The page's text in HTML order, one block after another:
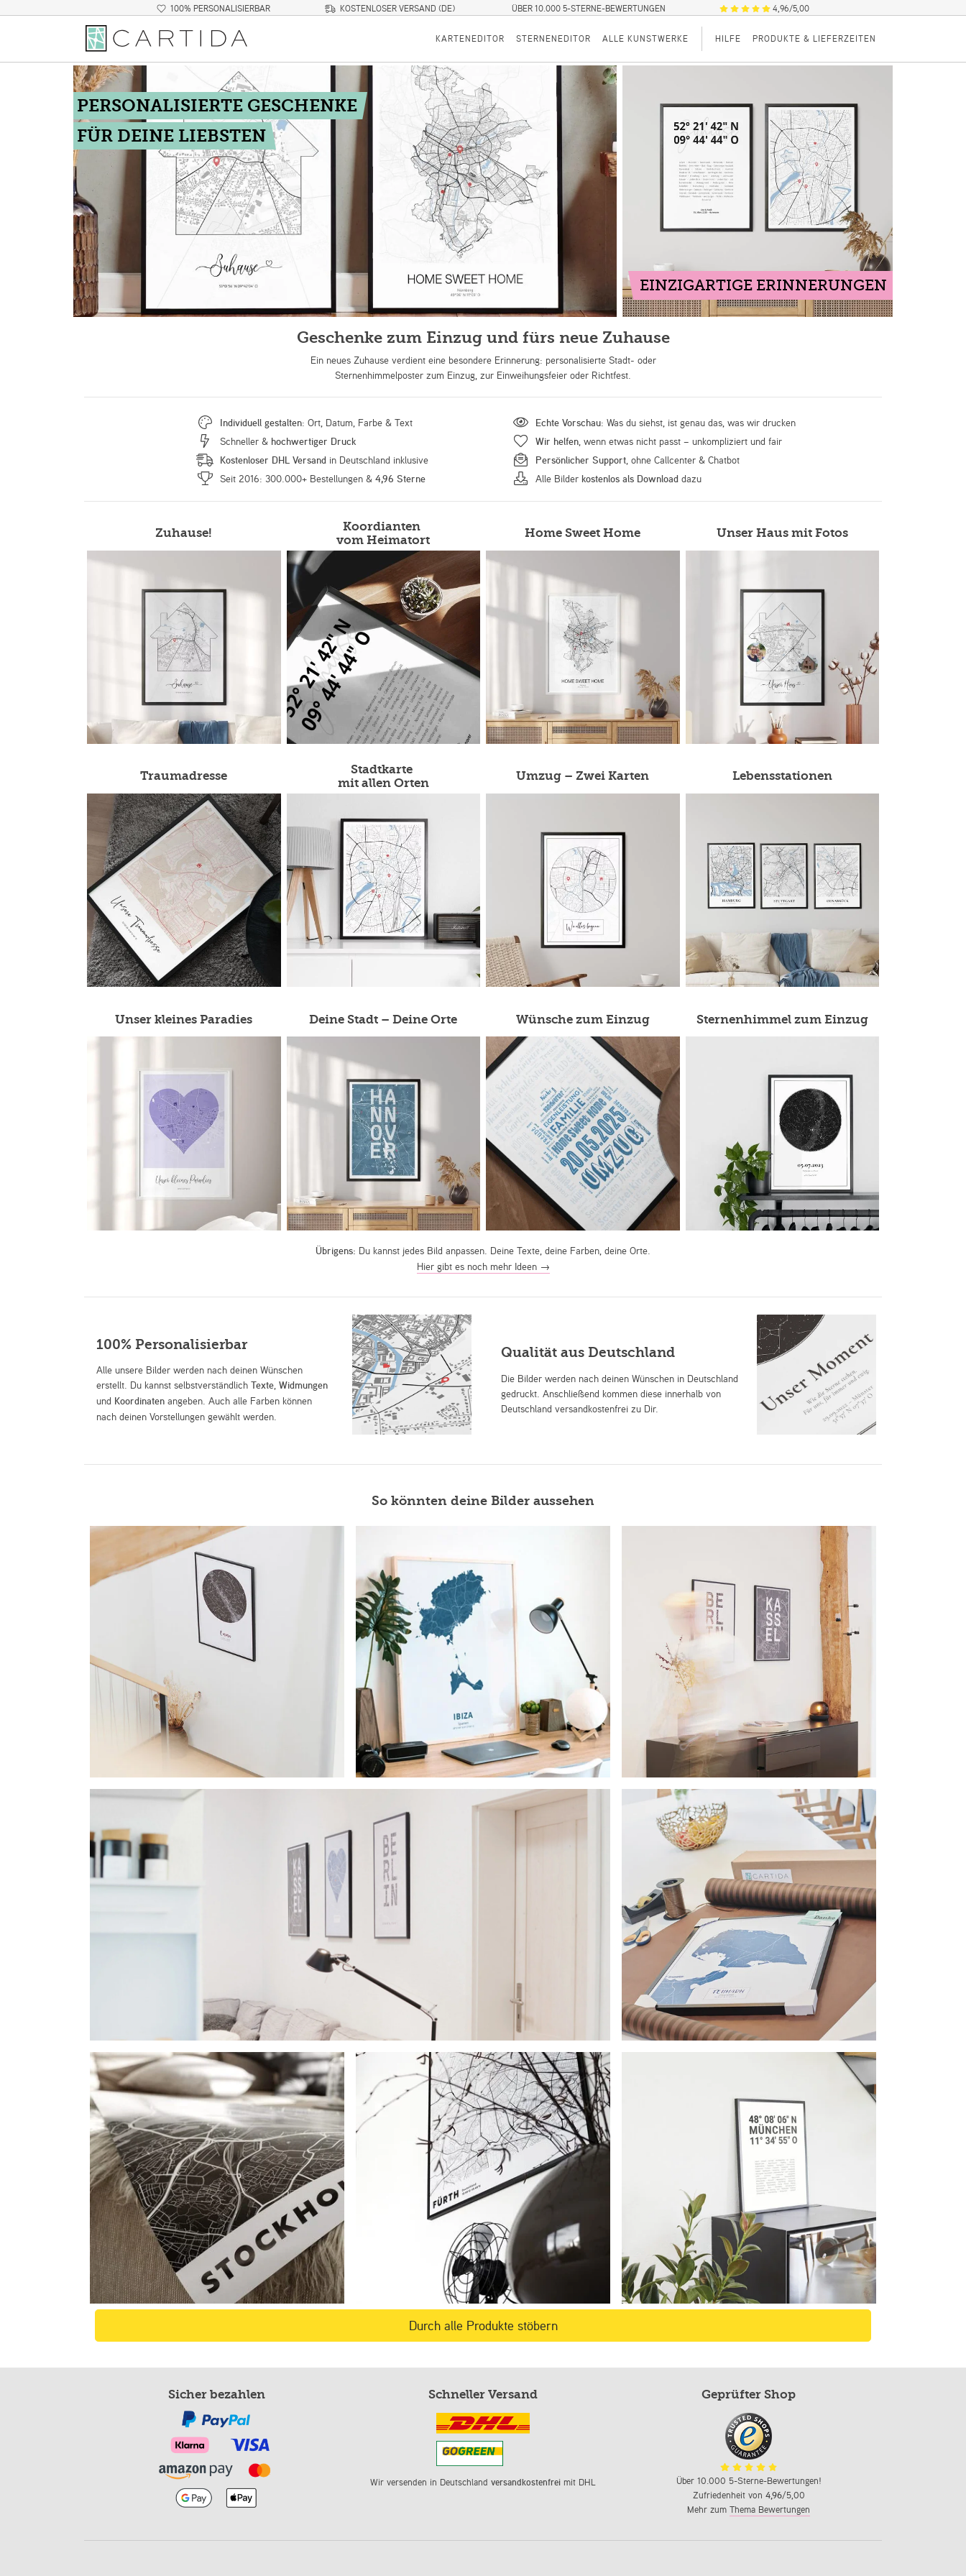
100% PERSONALISIERBAR KOSTENLOSER VERSAND (DE) ÜBER 10.000 5-STERNE-BEWERTUNGEN 4,96/5,00
KARTENEDITOR STERNENEDITOR ALLE KUNSTWERKE HILFE PRODUKTE & LIEFERZEITEN
PERSONALISIERTE GESCHENKE
FÜR DEINE LIEBSTEN
EINZIGARTIGE ERINNERUNGEN
Geschenke zum Einzug und fürs neue Zuhause
Ein neues Zuhause verdient eine besondere Erinnerung: personalisierte Stadt- oder
Sternenhimmelposter zum Einzug, zur Einweihungsfeier oder Richtfest.
Individuell gestalten: Ort, Datum, Farbe & Text
Schneller & hochwertiger Druck
Kostenloser DHL Versandin Deutschland inklusive
Seit 2016: 300.000+ Bestellungen & 4,96 Sterne
Echte Vorschau: Was du siehst, ist genau das, was wir drucken
Wir helfen, wenn etwas nicht passt – unkompliziert und fair
Persönlicher Support, ohne Callcenter & Chatbot
Alle Bilder kostenlos als Downloaddazu
Zuhause!
Koordianten
vom Heimatort
Home Sweet Home Unser Haus mit Fotos
Traumadresse
Stadtkarte
mit allen Orten
Umzug – Zwei Karten Lebensstationen
Unser kleines Paradies Deine Stadt – Deine Orte Wünsche zum Einzug Sternenhimmel zum Einzug
Übrigens: Du kannst jedes Bild anpassen. Deine Texte, deine Farben, deine Orte.
Hier gibt es noch mehr Ideen →
100% Personalisierbar
Alle unsere Bilder werden nach deinen Wünschen
erstellt. Du kannst selbstverständlichTexte,Widmungen
und Koordinaten angeben. Auch alle Farben können
nach deinen Vorstellungen gewählt werden.
Qualität aus Deutschland
Die Bilder werden nach deinen Wünschen in Deutschland
gedruckt. Anschließend kommen diese innerhalb von
Deutschland versandkostenfrei zu Dir.
So könnten deine Bilder aussehen
Durch alle Produkte stöbern
Sicher bezahlen Schneller Versand
Wir versenden in Deutschland versandkostenfreimit DHL
Geprüfter Shop
Über 10.000 5-Sterne-Bewertungen!
Zufriedenheit von 4,96/5,00
Mehr zumThema Bewertungen